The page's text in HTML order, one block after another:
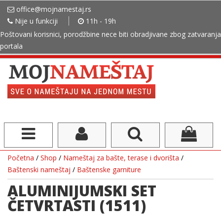
office@mojnamestaj.rs
Nije u funkciji
11h - 19h
Poštovani korisnici, porodžbine nece biti obradjivane zbog zatvaranja
portala
Početna / Shop / Nameštaj za bašte, terase i dvorišta /
Baštenski nameštaj / Baštenske garniture
ALUMINIJUMSKI SET
ČETVRTASTI (1511)